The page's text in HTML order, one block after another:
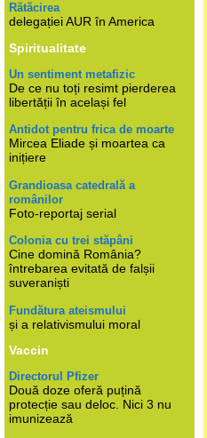
Rătăcirea
delegației AUR în America
Spiritualitate
Un sentiment metafizic
De ce nu toți resimt pierderea
libertății în același fel
Antidot pentru frica de moarte
Mircea Eliade și moartea ca
inițiere
Grandioasa catedrală a
românilor
Foto-reportaj serial
Colonia cu trei stăpâni
Cine domină România?
întrebarea evitată de falșii
suveraniști
Fundătura ateismului
și a relativismului moral
Vaccin
Directorul Pfizer
Două doze oferă puțină
protecție sau deloc. Nici 3 nu
imunizează